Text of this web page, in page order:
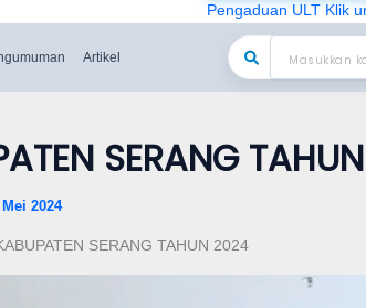
Pengaduan ULT Klik
Artikel
SERANG
2024
SERANG TAHUN 2024